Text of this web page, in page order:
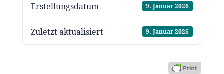
Erstellungsdatum 9. Januar 2026
Zuletzt aktualisiert 9. Januar 2026